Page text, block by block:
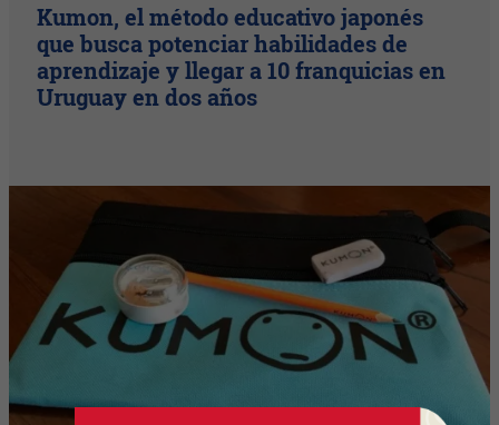
Kumon, el método educativo japonés
que busca potenciar habilidades de
aprendizaje y llegar a 10 franquicias en
Uruguay en dos años